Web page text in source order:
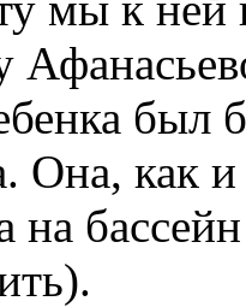
был
Она, как
на